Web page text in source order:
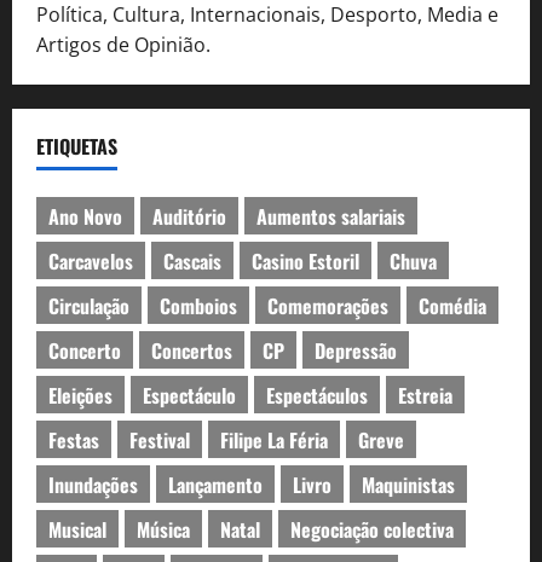
Política, Cultura, Internacionais, Desporto, Media e
Artigos de Opinião.
ETIQUETAS
Ano Novo Auditório
Aumentos salariais
Carcavelos
Cascais Casino Estoril
Chuva
Circulação
Comboios Comemorações
Comédia
Concerto
Concertos CP
Depressão
Eleições
Espectáculo Espectáculos
Estreia
Festas
Festival Filipe La Féria
Greve
Inundações
Lançamento Livro
Maquinistas
Musical
Música Natal
Negociação colectiva